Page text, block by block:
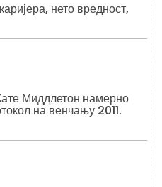
нето вредност,
Миддлетон намерно
на венчању 2011.